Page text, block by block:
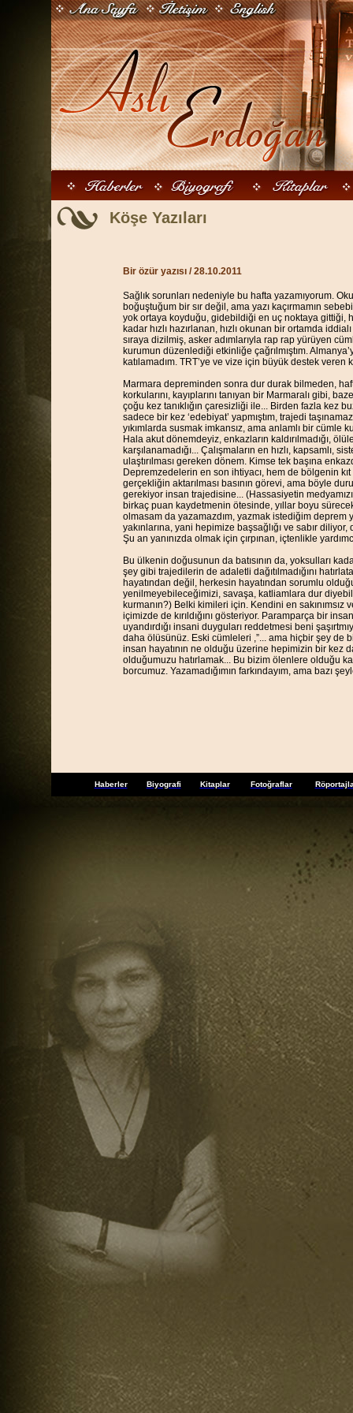
Köşe Yazıları
Bir özür yazısı / 28.10.2011
Sağlık sorunları nedeniyle bu hafta yazamıyorum.
boğuştuğum bir sır değil, ama yazı kaçırmamın
yok ortaya koyduğu, gidebildiği en uç noktaya gittiği,
kadar hızlı hazırlanan, hızlı okunan bir ortamda
sıraya dizilmiş, asker adımlarıyla rap rap yürüyen
kurumun düzenlediği etkinliğe çağrılmıştım.
katılamadım. TRT’ye ve vize için büyük destek
Marmara depreminden sonra dur durak bilmeden,
korkularını, kayıplarını tanıyan bir Marmaralı gibi,
çoğu kez tanıklığın çaresizliği ile... Birden fazla kez
sadece bir kez ‘edebiyat’ yapmıştım, trajedi
yıkımlarda susmak imkansız, ama anlamlı bir cümle
Hala akut dönemdeyiz, enkazların kaldırılmadığı,
karşılanamadığı... Çalışmaların en hızlı,
ulaştırılması gereken dönem. Kimse tek başına
Depremzedelerin en son ihtiyacı, hem de bölgenin
gerçekliğin aktarılması basının görevi, ama böyle
gerekiyor insan trajedisine... (Hassasiyetin
birkaç puan kaydetmenin ötesinde, yıllar boyu
olmasam da yazamazdım, yazmak istediğim deprem
yakınlarına, yani hepimize başsağlığı ve sabır
Şu an yanınızda olmak için çırpınan, içtenlikle
Bu ülkenin doğusunun da batısının da, yoksulları
şey gibi trajedilerin de adaletli dağıtılmadığını
hayatından değil, herkesin hayatından sorumlu
yenilmeyebileceğimizi, savaşa, katliamlara dur
kurmanın?) Belki kimileri için. Kendini en sakınımsız
içimizde de kırıldığını gösteriyor. Paramparça bir
uyandırdığı insani duyguları reddetmesi beni
daha ölüsünüz. Eski cümleleri ,”... ama hiçbir şey de
insan hayatının ne olduğu üzerine hepimizin bir kez
olduğumuzu hatırlamak... Bu bizim ölenlere olduğu
borcumuz. Yazamadığımın farkındayım, ama bazı
Haberler Biyografi Kitaplar Fotoğraflar